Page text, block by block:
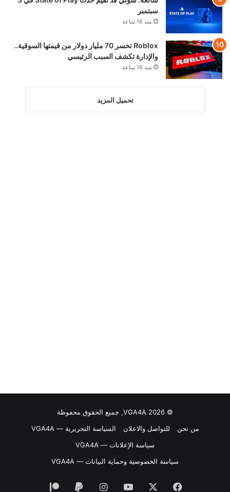
سبتمبر
منذ 16 ساعة
Roblox تخسر 70 مليار دولار من قيمتها السوقية..
والإدارة تكشف السبب الرئيسي
منذ 16 ساعة
تحميل المزيد
© VGA4A 2026, جميع الحقوق محفوظة
من نحن
للتواصل والاعلان
السياسة التحريرية — VGA4A
سياسة الإعلانات — VGA4A
سياسة الخصوصية وحماية البيانات — VGA4A
فيسبوك ‫YouTubeانستقرام
‏Paypal
‫Patreon